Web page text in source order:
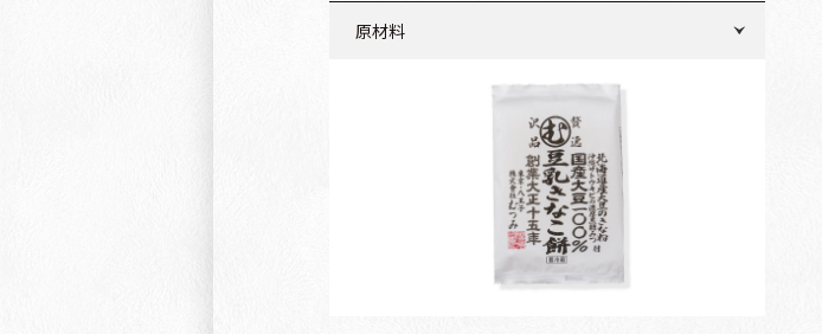
原材料
（国産）、はちみつ（国産）、マイヤーレモン（国
※添付のはちみつレモンは、はちみつを含む食品で
す。１歳児未満の乳児には与えないでください。